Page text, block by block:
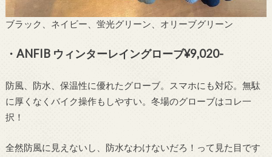
ブラック、ネイビー、蛍光グリーン、オリーブグリーン
・ANFIB ウィンターレイングローブ¥9,020-
防風、防水、保温性に優れたグローブ。スマホにも対応。無駄
に厚くなくバイク操作もしやすい。冬場のグローブはコレ一
択！
全然防風に見えないし、防水なわけないだろ！って見た目です